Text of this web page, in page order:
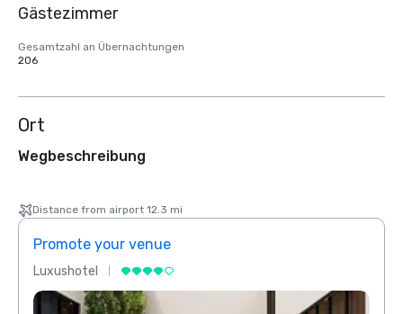
Gästezimmer
Gesamtzahl an Übernachtungen
206
Ort
Wegbeschreibung
Distance from airport 12.3 mi
Promote your venue
Luxushotel